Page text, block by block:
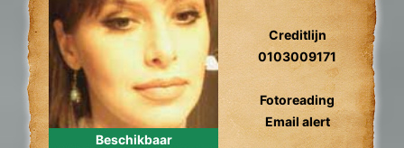
Beschikbaar
Creditlijn
0103009171
Fotoreading
Email alert